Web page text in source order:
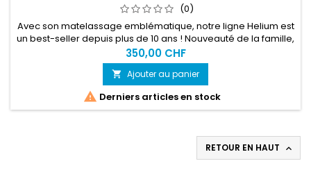
(0)
Avec son matelassage emblématique, notre ligne Helium est
un best-seller depuis plus de 10 ans ! Nouveauté de la famille,
cette veste à capuche ultralégère et compacte une fois
pliée est dotée de poches sur la poitrine et la manche.
350,00 CHF
 Ajouter au panier
 Derniers articles en stock
RETOUR EN HAUT 